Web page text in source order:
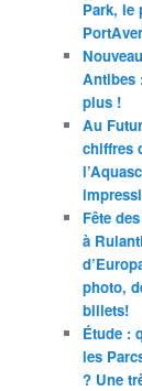
Park, le
Antibes
plus !
Au
chiffres
Fête
à
photo,
billets!
Étude :
les
? Une